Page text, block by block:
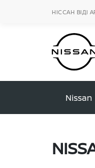
НІССАН ВІДІ
Nissan